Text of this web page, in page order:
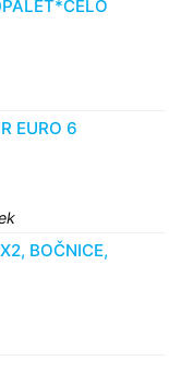
EURO 6
BOČNICE,